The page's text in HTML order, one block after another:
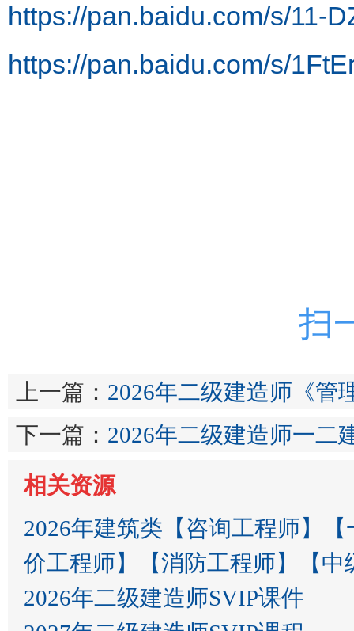
https://pan.baidu.com/s/11-
https://pan.baidu.com/s/
扫
上一篇： 2026年二级建造师《管
下一篇： 2026年二级建造师一二
相关资源
2026年建筑类【咨询工程师】
价工程师】【消防工程师】【中
2026年二级建造师SVIP课件